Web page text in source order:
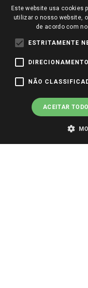
Perguntas frequentes
Trabalhe Conosco
Identidade Visual
Redes Sociais
Pagamento e
Este website usa cookies
utilizar o nosso website,
de acordo com
ESTRITAMENTE
DIRECIONAMENTO
NÃO
ACEITAR